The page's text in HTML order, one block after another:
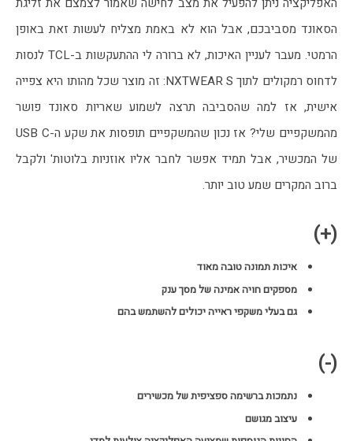
ברוב המקרים שמע טוב יותר.
(+)
איכות תמונה טובה מאוד
מספקים חויה אמינה של מסך ענק
גם בעלי משקפי ראייה יכולים להשתמש בהם
(-)
נתמכות ברשימה ספציפית של מכשירים
עיצוב מגושם